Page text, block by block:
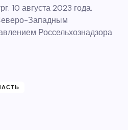
10 августа 2023 года.
Западным
Россельхознадзора